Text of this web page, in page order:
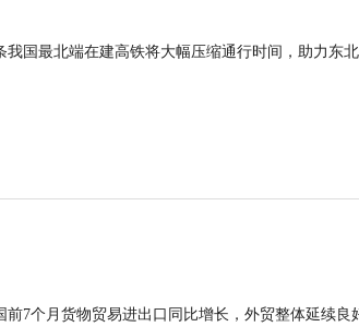
我国最北端在建高铁将大幅压缩通行时间，助力东
7个月货物贸易进出口同比增长，外贸整体延续良